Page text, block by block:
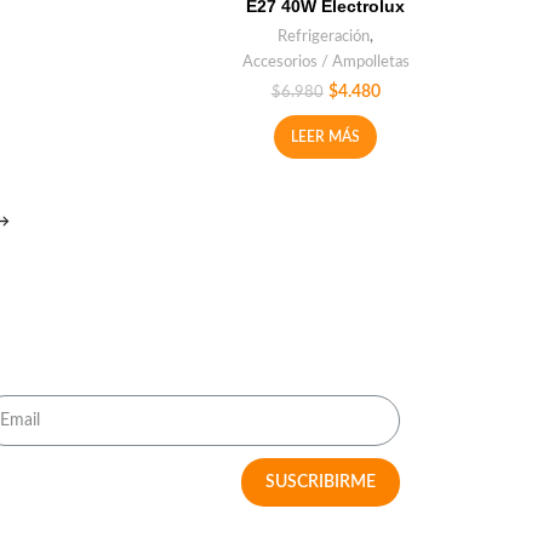
E27 40W Electrolux
Refrigeración,
Accesorios / Ampolletas
$6.980 $4.480
LEER MÁS
SUSCRIBIRME